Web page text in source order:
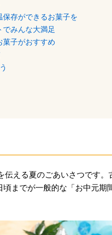
存ができるお菓子を
でみんな大満足
菓子がおすすめ
える夏のごあいさつです
までが一般的な「お中元期